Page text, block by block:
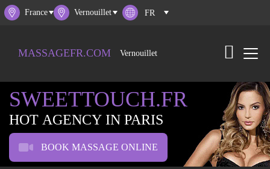
France Vernouillet
MASSAGEFR.COM Vernouillet
SWEETTOUCH.FR
HOT AGENCY IN PARIS
BOOK MASSAGE ONLINE